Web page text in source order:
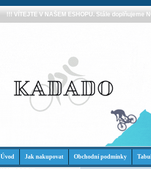
!!! VÍTEJTE V NAŠEM ESHOPU. Stále doplňujeme
Úvod Jak nakupovat Obchodní podmínky